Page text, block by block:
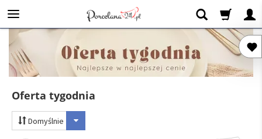
Oferta tygodnia
Domyślnie